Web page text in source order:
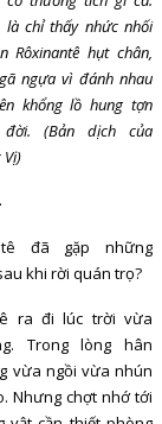
là chỉ thấy nhức nhối
Rôxinantê hụt chân,
ngựa vì đánh nhau
khổng lồ hung tợn
(Bản dịch của
đã gặp những
khi rời quán trọ?
ra đi lúc trời vừa
Trong lòng hân
vừa ngồi vừa nhún
Nhưng chợt nhớ tới